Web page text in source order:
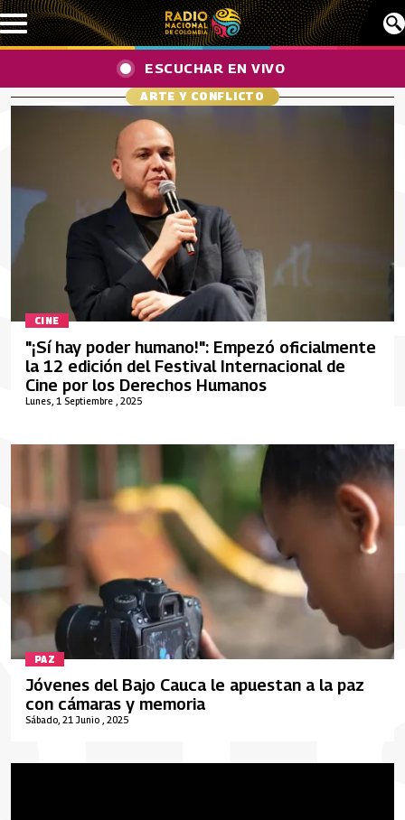
Pasar al contenido principal
ESCUCHAR EN VIVO
ARTE Y CONFLICTO
CINE
Lunes, 1 Septiembre , 2025
"¡Sí hay poder humano!": Empezó oficialmente
la 12 edición del Festival Internacional de
Cine por los Derechos Humanos
PAZ
Sábado, 21 Junio , 2025
Jóvenes del Bajo Cauca le apuestan a la paz
con cámaras y memoria